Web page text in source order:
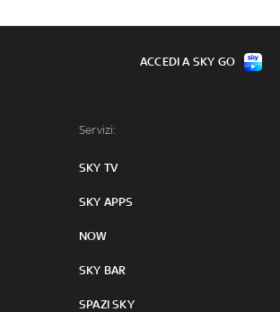
Servizi:
SKY TV
SKY APPS
NOW
SKY BAR
SPAZI SKY
ACCEDI A SKY GO